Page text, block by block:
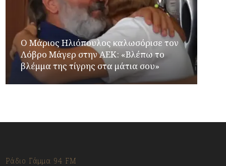
Ο Μάριος Ηλιόπουλος καλωσόρισε τον
Λόβρο Μάγερ στην ΑΕΚ: «Βλέπω το
βλέμμα της τίγρης στα μάτια σου»
Ράδιο Γάμμα 94 FM